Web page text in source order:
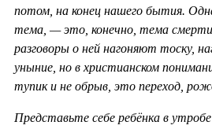
потом, на конец нашего бытия.
тема, — это, конечно, тема
разговоры о ней нагоняют тоску,
уныние, но в христианском
тупик и не обрыв, это переход,
Представьте себе ребёнка в